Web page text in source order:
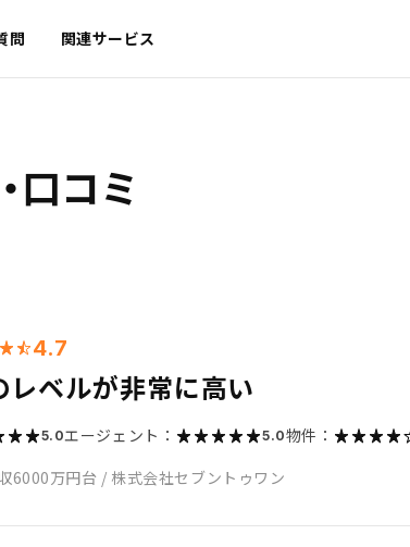
問 関連サービス
口コミ
4.7
レベルが非常に高い
5.0エージェント： 5.0物件：
6000万円台 / 株式会社セブントゥワン